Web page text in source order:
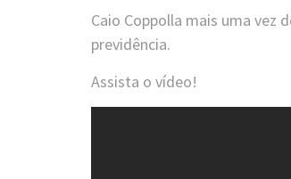
Caio Coppolla mais uma vez
previdência.
Assista o vídeo!